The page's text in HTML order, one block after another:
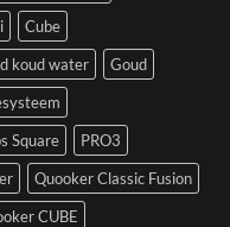
Cube
koud water
Goud
Square
PRO3
Quooker Classic Fusion
CUBE